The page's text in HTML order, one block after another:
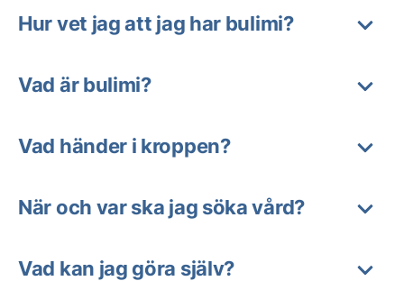
Hur vet jag att jag har bulimi?
Vad är bulimi?
Vad händer i kroppen?
När och var ska jag söka vård?
Vad kan jag göra själv?